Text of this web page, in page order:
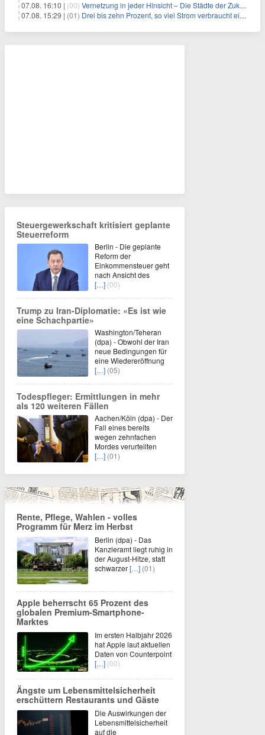
07.08. 16:10 | (00) Vernetzung in jeder Hinsicht – Die Städte der Zukunft sind grün-blau
07.08. 15:29 | (01) Drei bis zehn Prozent, so viel Strom verbraucht ein Aufzug im Gebäude
Steuergewerkschaft kritisiert geplante
Steuerreform
Berlin - Die geplante
Reform der
Einkommensteuer geht
nach Ansicht des
[…] (00)
Trump zu Iran-Diplomatie: «Es ist wie
eine Schachpartie»
Washington/Teheran
(dpa) - Obwohl der Iran
neue Bedingungen für
eine Wiedereröffnung
[…] (05)
Todespfleger: Ermittlungen in mehr
als 120 weiteren Fällen
Aachen/Köln (dpa) - Der
Fall eines bereits
wegen zehnfachen
Mordes verurteilten
[…] (01)
Rente, Pflege, Wahlen - volles
Programm für Merz im Herbst
Berlin (dpa) - Das
Kanzleramt liegt ruhig in
der August-Hitze, statt
schwarzer[…] (01)
Apple beherrscht 65 Prozent des
globalen Premium-Smartphone-
Marktes
Im ersten Halbjahr 2026
hat Apple laut aktuellen
Daten von Counterpoint
[…] (00)
Ängste um Lebensmittelsicherheit
erschüttern Restaurants und Gäste
Die Auswirkungen der
Lebensmittelsicherheit
auf die